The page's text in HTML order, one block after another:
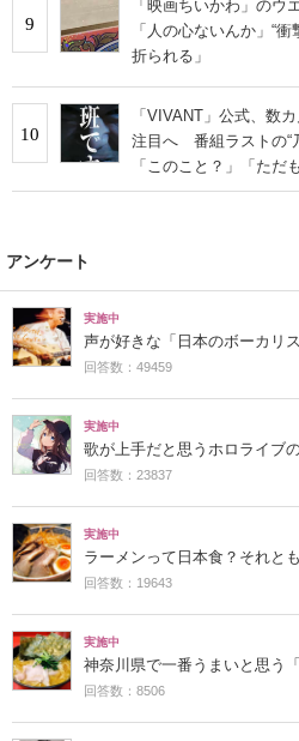
9
「映画ちいかわ」の
「人の心ないんか」“
折られる」
10
「VIVANT」公式、数
注目へ 番組ラストの
「このこと？」「ただ
アンケート
実施中
声が好きな「日本のボーカリ
回答数：49459
実施中
歌が上手だと思うホロライブ
回答数：23837
実施中
ラーメンって日本食？それと
回答数：19643
実施中
神奈川県で一番うまいと思う
回答数：8506